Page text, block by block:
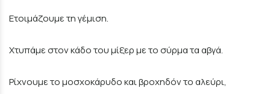
Ετοιμάζουμε τη γέμιση.
Χτυπάμε στον κάδο του μίξερ με το σύρμα τα αβγά.
Ρίχνουμε το μοσχοκάρυδο και βροχηδόν το αλεύρι,